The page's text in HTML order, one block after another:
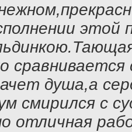
этой
душа,а
смирился с
отличная